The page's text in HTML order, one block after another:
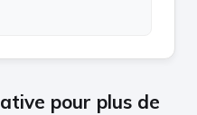
pour plus de